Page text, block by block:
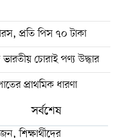
প্রতি পিস ৭০ টাকা
চোরাই পণ্য উদ্ধার
প্রাথমিক ধারণা
সর্বশেষ
শিক্ষার্থীদের